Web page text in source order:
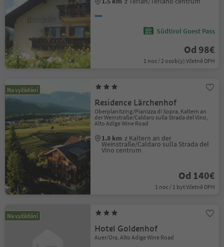
Südtirol Guest Pass
Od 98€
1 noc / 2 osob(y) Včetně DPH
Na vyžádání
Residence Lärchenhof
Oberplanitzing/Pianizza di Sopra, Kaltern an
der Weinstraße/Caldaro sulla Strada del Vino,
Alto Adige Wine Road
1.8 km z Kaltern an der
Weinstraße/Caldaro sulla Strada del
Vino centrum
Od 140€
1 noc / 1 byt Včetně DPH
Na vyžádání
Hotel Goldenhof
Auer/Ora, Alto Adige Wine Road